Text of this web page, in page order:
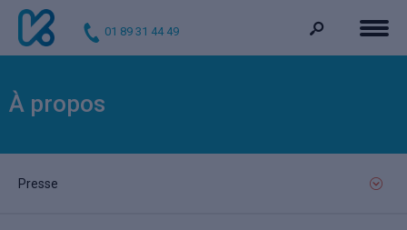
01 89 31 44 49
À propos
Presse